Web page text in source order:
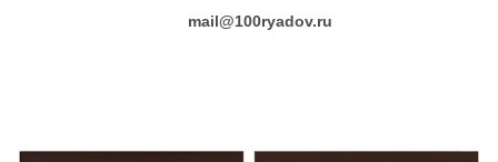
mail@100ryadov.ru